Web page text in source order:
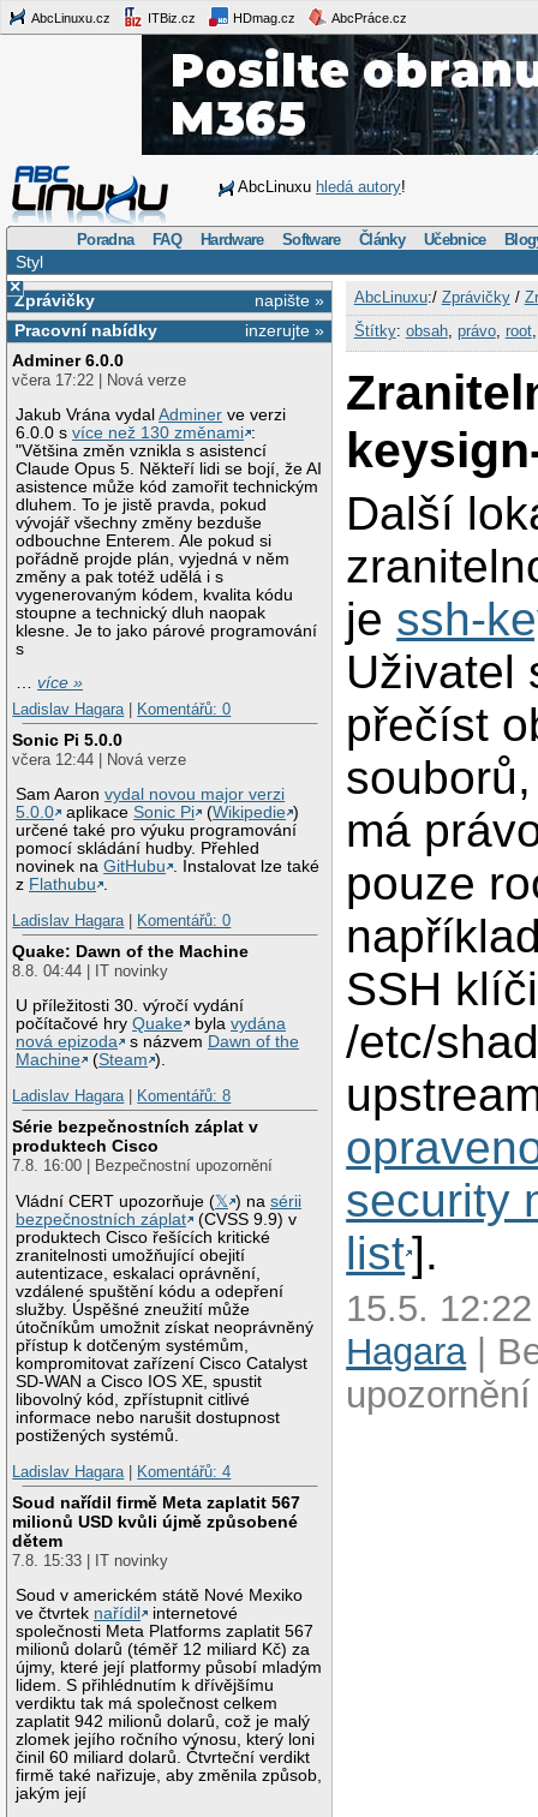
AbcLinuxu.cz ITBiz.cz HDmag.cz AbcPráce.cz
AbcLinuxu hledá autory!
Poradna FAQ Hardware Software Články Učebnice
Styl
×
napište »
Zprávičky
inzerujte »
Pracovní nabídky
Adminer 6.0.0
včera 17:22 | Nová verze
Jakub Vrána vydalAdminer ve verzi
6.0.0 svíce než 130 změnami :
"Většina změn vznikla s asistencí
Claude Opus 5. Někteří lidi se bojí, že AI
asistence může kód zamořit technickým
dluhem. To je jistě pravda, pokud
vývojář všechny změny bezduše
odbouchne Enterem. Ale pokud si
pořádně projde plán, vyjedná v něm
změny a pak totéž udělá i s
vygenerovaným kódem, kvalita kódu
stoupne a technický dluh naopak
klesne. Je to jako párové programování
s
…více »
Ladislav Hagara
Komentářů: 0
Sonic Pi 5.0.0
včera 12:44 | Nová verze
Sam Aaronvydal novou major verzi
5.0.0
aplikaceSonic Pi (Wikipedie )
určené také pro výuku programování
pomocí skládání hudby. Přehled
novinek naGitHubu . Instalovat lze také
z Flathubu .
Ladislav Hagara
Komentářů: 0
Quake: Dawn of the Machine
8.8. 04:44 | IT novinky
U příležitosti 30. výročí vydání
počítačové hryQuake bylavydána
nová epizoda
s názvem Dawn of the
Machine
(Steam ).
Ladislav Hagara
Komentářů: 8
Série bezpečnostních záplat v
produktech Cisco
7.8. 16:00 | Bezpečnostní upozornění
Vládní CERT upozorňuje (𝕏 ) nasérii
bezpečnostních záplat
(CVSS 9.9) v
produktech Cisco řešících kritické
zranitelnosti umožňující obejití
autentizace, eskalaci oprávnění,
vzdálené spuštění kódu a odepření
služby. Úspěšné zneužití může
útočníkům umožnit získat neoprávněný
přístup k dotčeným systémům,
kompromitovat zařízení Cisco Catalyst
SD-WAN a Cisco IOS XE, spustit
libovolný kód, zpřístupnit citlivé
informace nebo narušit dostupnost
postižených systémů.
Ladislav Hagara
Komentářů: 4
Soud nařídil firmě Meta zaplatit 567
milionů USD kvůli újmě způsobené
dětem
7.8. 15:33 | IT novinky
Soud v americkém státě Nové Mexiko
ve čtvrtek nařídil
internetové
společnosti Meta Platforms zaplatit 567
milionů dolarů (téměř 12 miliard Kč) za
újmy, které její platformy působí mladým
lidem. S přihlédnutím k dřívějšímu
verdiktu tak má společnost celkem
zaplatit 942 milionů dolarů, což je malý
zlomek jejího ročního výnosu, který loni
činil 60 miliard dolarů. Čtvrteční verdikt
firmě také nařizuje, aby změnila způsob,
jakým její
AbcLinuxu:/ Zprávičky/
Štítky: obsah, právo, root
Další
je ssh-
Uživatel
přečíst
má
pouze
SSH
/etc/
security
list].
15.5.
Hagara|
upozornění